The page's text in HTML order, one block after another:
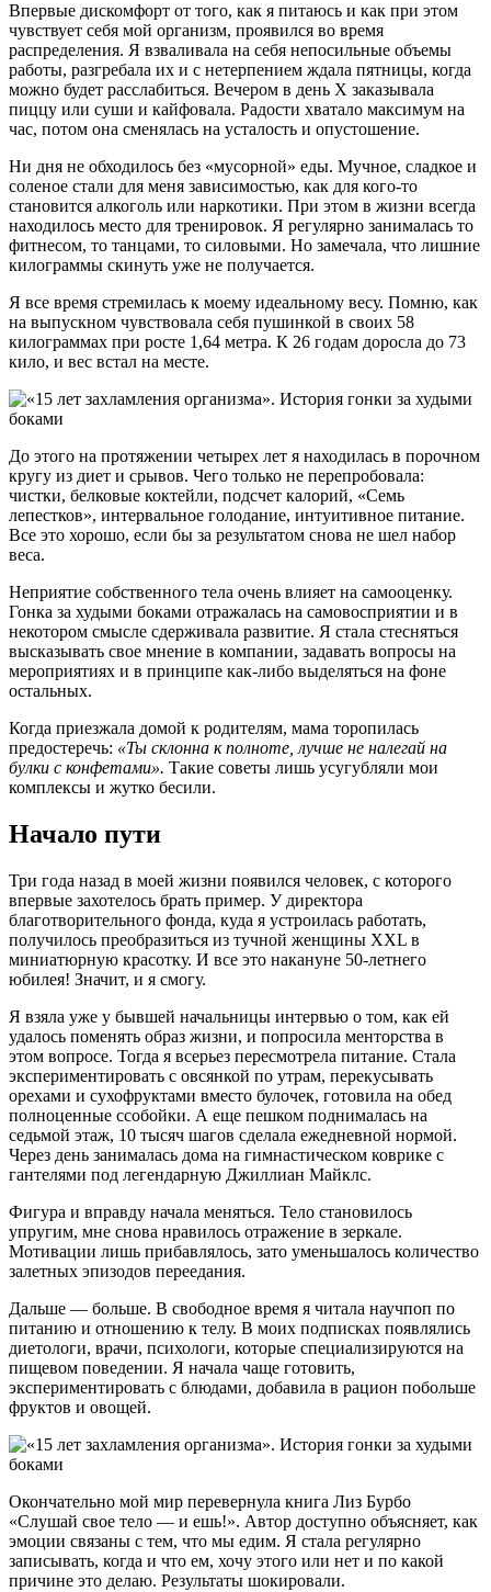
Впервые дискомфорт от того, как я питаюсь и как при этом
чувствует себя мой организм, проявился во время
распределения. Я взваливала на себя непосильные объемы
работы, разгребала их и с нетерпением ждала пятницы, когда
можно будет расслабиться. Вечером в день Х заказывала
пиццу или суши и кайфовала. Радости хватало максимум на
час, потом она сменялась на усталость и опустошение.
Ни дня не обходилось без «мусорной» еды. Мучное, сладкое и
соленое стали для меня зависимостью, как для кого-то
становится алкоголь или наркотики. При этом в жизни всегда
находилось место для тренировок. Я регулярно занималась то
фитнесом, то танцами, то силовыми. Но замечала, что лишние
килограммы скинуть уже не получается.
Я все время стремилась к моему идеальному весу. Помню, как
на выпускном чувствовала себя пушинкой в своих 58
килограммах при росте 1,64 метра. К 26 годам доросла до 73
кило, и вес встал на месте.
До этого на протяжении четырех лет я находилась в порочном
кругу из диет и срывов. Чего только не перепробовала:
чистки, белковые коктейли, подсчет калорий, «Семь
лепестков», интервальное голодание, интуитивное питание.
Все это хорошо, если бы за результатом снова не шел набор
веса.
Неприятие собственного тела очень влияет на самооценку.
Гонка за худыми боками отражалась на самовосприятии и в
некотором смысле сдерживала развитие. Я стала стесняться
высказывать свое мнение в компании, задавать вопросы на
мероприятиях и в принципе как-либо выделяться на фоне
остальных.
Когда приезжала домой к родителям, мама торопилась
предостеречь: «Ты склонна к полноте, лучше не налегай на
булки с конфетами». Такие советы лишь усугубляли мои
комплексы и жутко бесили.
Начало пути
Три года назад в моей жизни появился человек, с которого
впервые захотелось брать пример. У директора
благотворительного фонда, куда я устроилась работать,
получилось преобразиться из тучной женщины XXL в
миниатюрную красотку. И все это накануне 50-летнего
юбилея! Значит, и я смогу.
Я взяла уже у бывшей начальницы интервью о том, как ей
удалось поменять образ жизни, и попросила менторства в
этом вопросе. Тогда я всерьез пересмотрела питание. Стала
экспериментировать с овсянкой по утрам, перекусывать
орехами и сухофруктами вместо булочек, готовила на обед
полноценные ссобойки. А еще пешком поднималась на
седьмой этаж, 10 тысяч шагов сделала ежедневной нормой.
Через день занималась дома на гимнастическом коврике с
гантелями под легендарную Джиллиан Майклс.
Фигура и вправду начала меняться. Тело становилось
упругим, мне снова нравилось отражение в зеркале.
Мотивации лишь прибавлялось, зато уменьшалось количество
залетных эпизодов переедания.
Дальше — больше. В свободное время я читала научпоп по
питанию и отношению к телу. В моих подписках появлялись
диетологи, врачи, психологи, которые специализируются на
пищевом поведении. Я начала чаще готовить,
экспериментировать с блюдами, добавила в рацион побольше
фруктов и овощей.
Окончательно мой мир перевернула книга Лиз Бурбо
«Слушай свое тело — и ешь!». Автор доступно объясняет, как
эмоции связаны с тем, что мы едим. Я стала регулярно
записывать, когда и что ем, хочу этого или нет и по какой
причине это делаю. Результаты шокировали.